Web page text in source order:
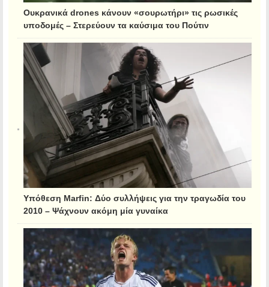
Ουκρανικά drones κάνουν «σουρωτήρι» τις ρωσικές
υποδομές – Στερεύουν τα καύσιμα του Πούτιν
Υπόθεση Marfin: Δύο συλλήψεις για την τραγωδία του
2010 – Ψάχνουν ακόμη μία γυναίκα